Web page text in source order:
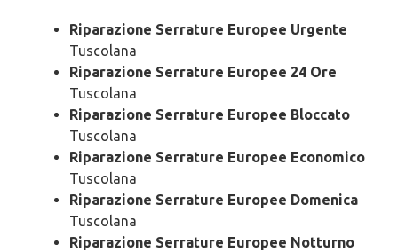
Riparazione Serrature Europee Urgente
Tuscolana
Riparazione Serrature Europee 24 Ore
Tuscolana
Riparazione Serrature Europee Bloccato
Tuscolana
Riparazione Serrature Europee Economico
Tuscolana
Riparazione Serrature Europee Domenica
Tuscolana
Riparazione Serrature Europee Notturno